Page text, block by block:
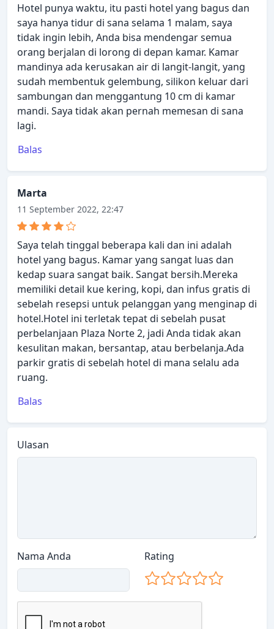
Hotel punya waktu, itu pasti hotel yang bagus dan
saya hanya tidur di sana selama 1 malam, saya
tidak ingin lebih, Anda bisa mendengar semua
orang berjalan di lorong di depan kamar. Kamar
mandinya ada kerusakan air di langit-langit, yang
sudah membentuk gelembung, silikon keluar dari
sambungan dan menggantung 10 cm di kamar
mandi. Saya tidak akan pernah memesan di sana
lagi.
Balas
Marta
11 September 2022, 22:47
Saya telah tinggal beberapa kali dan ini adalah
hotel yang bagus. Kamar yang sangat luas dan
kedap suara sangat baik. Sangat bersih.Mereka
memiliki detail kue kering, kopi, dan infus gratis di
sebelah resepsi untuk pelanggan yang menginap di
hotel.Hotel ini terletak tepat di sebelah pusat
perbelanjaan Plaza Norte 2, jadi Anda tidak akan
kesulitan makan, bersantap, atau berbelanja.Ada
parkir gratis di sebelah hotel di mana selalu ada
ruang.
Balas
Ulasan
Nama Anda Rating